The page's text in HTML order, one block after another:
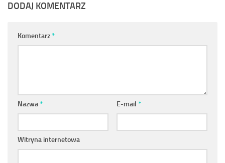
DODAJ KOMENTARZ
Komentarz*
Nazwa* E-mail *
Witryna internetowa